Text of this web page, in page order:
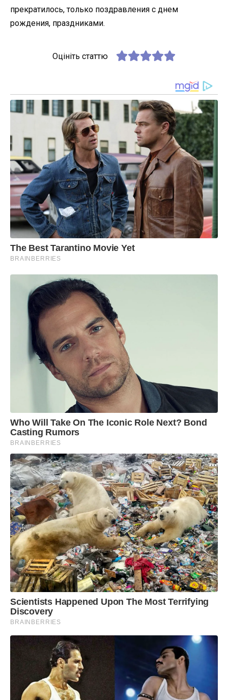
прекратилось, только поздравления с днем
рождения, праздниками.
Оцініть статтю